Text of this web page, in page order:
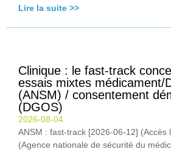
Lire la suite >>
Clinique : le fast-track
essais mixtes médicament/
(ANSM) / consentement
(DGOS)
2026-08-04
ANSM : fast-track [2026-06-12] (Accès
(Agence nationale de sécurité du